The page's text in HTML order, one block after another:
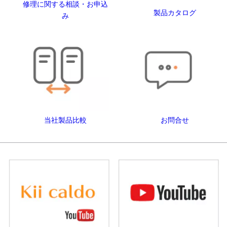
修理に関する相談・お申込
み
製品カタログ
当社製品比較 お問合せ